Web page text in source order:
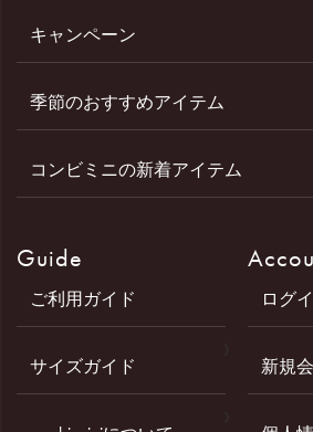
キャンペーン
季節のおすすめアイテム
コンビミニの新着アイテム
Guide
ご利用ガイド
サイズガイド
ログ
新規